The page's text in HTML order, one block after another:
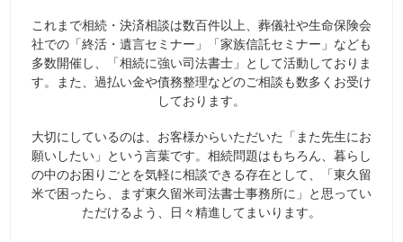
これまで相続・決済相談は数百件以上、葬儀社や生命保険会
社での「終活・遺言セミナー」「家族信託セミナー」なども
多数開催し、「相続に強い司法書士」として活動しておりま
す。また、過払い金や債務整理などのご相談も数多くお受け
しております。
大切にしているのは、お客様からいただいた「また先生にお
願いしたい」という言葉です。相続問題はもちろん、暮らし
の中のお困りごとを気軽に相談できる存在として、「東久留
米で困ったら、まず東久留米司法書士事務所に」と思ってい
ただけるよう、日々精進してまいります。